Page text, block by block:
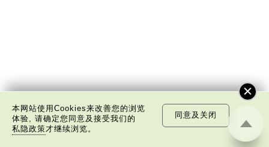
本网站使用Cookies来改善您的浏览
体验, 请确定您同意及接受我们的
私隐政策才继续浏览。
同意及关闭